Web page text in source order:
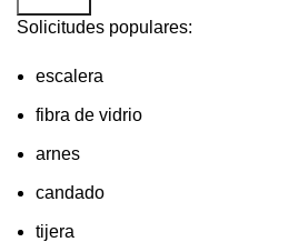
Solicitudes populares:
escalera
fibra de vidrio
arnes
candado
tijera